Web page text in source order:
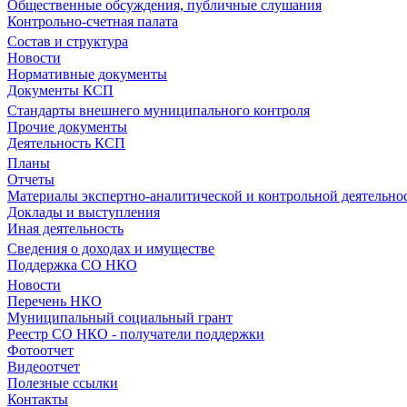
Общественные обсуждения, публичные слушания
Контрольно-счетная палата
Состав и структура
Новости
Нормативные документы
Документы КСП
Стандарты внешнего муниципального контроля
Прочие документы
Деятельность КСП
Планы
Отчеты
Материалы экспертно-аналитической и контрольной
Доклады и выступления
Иная деятельность
Сведения о доходах и имуществе
Поддержка СО НКО
Новости
Перечень НКО
Муниципальный социальный грант
Реестр СО НКО - получатели поддержки
Фотоотчет
Видеоотчет
Полезные ссылки
Контакты